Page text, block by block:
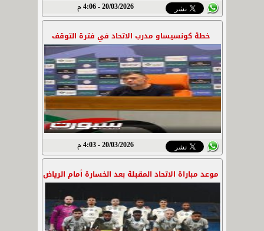
20/03/2026 - 4:06 م
خطة كونسيساو مدرب الاتحاد في فترة التوقف
20/03/2026 - 4:03 م
موعد مباراة الاتحاد المقبلة بعد الخسارة أمام الرياض